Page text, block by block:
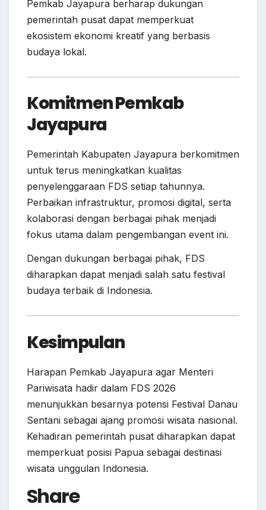
Pemkab Jayapura berharap dukungan
pemerintah pusat dapat memperkuat
ekosistem ekonomi kreatif yang berbasis
budaya lokal.
Komitmen Pemkab
Jayapura
Pemerintah Kabupaten Jayapura berkomitmen
untuk terus meningkatkan kualitas
penyelenggaraan FDS setiap tahunnya.
Perbaikan infrastruktur, promosi digital, serta
kolaborasi dengan berbagai pihak menjadi
fokus utama dalam pengembangan event ini.
Dengan dukungan berbagai pihak, FDS
diharapkan dapat menjadi salah satu festival
budaya terbaik di Indonesia.
Kesimpulan
Harapan Pemkab Jayapura agar Menteri
Pariwisata hadir dalam FDS 2026
menunjukkan besarnya potensi Festival Danau
Sentani sebagai ajang promosi wisata nasional.
Kehadiran pemerintah pusat diharapkan dapat
memperkuat posisi Papua sebagai destinasi
wisata unggulan Indonesia.
Share